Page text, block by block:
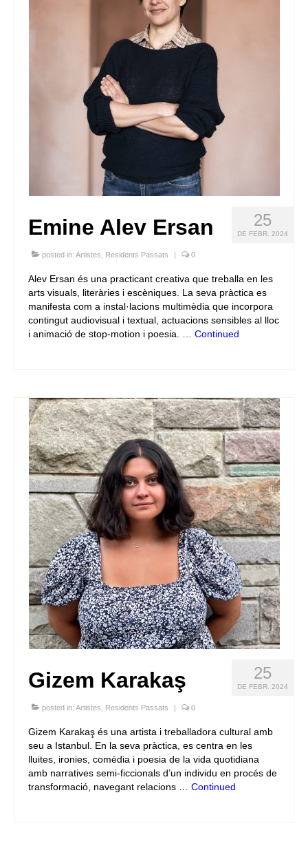
25
DE FEBR. 2024
Emine Alev Ersan
posted in: Artistes Residents Passats | 0
Alev Ersan és una practicant creativa que treballa en les
arts visuals, literàries i escèniques. La seva pràctica es
manifesta com a instal·lacions multimèdia que incorpora
contingut audiovisual i textual, actuacions sensibles al lloc
i animació de stop-motion i poesia. … Continued
25
DE FEBR. 2024
Gizem Karakaş
posted in: Artistes Residents Passats | 0
Gizem Karakaş és una artista i treballadora cultural amb
seu a Istanbul. En la seva pràctica, es centra en les
lluites, ironies, comèdia i poesia de la vida quotidiana
amb narratives semi-ficcionals d’un individu en procés de
transformació, navegant relacions … Continued